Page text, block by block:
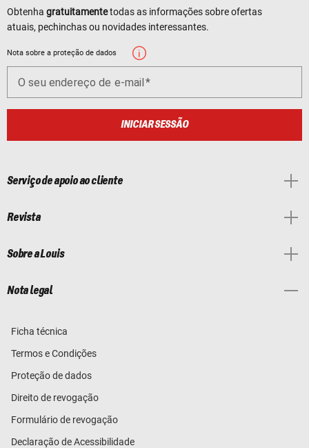
Obtenha gratuitamentetodas as informações sobre ofertas
atuais, pechinchas ou novidades interessantes.
Nota sobre a proteção de dados
O seu endereço de e-mail
INICIAR SESSÃO
Serviço de apoio ao cliente
Revista
Sobre a Louis
Nota legal
Ficha técnica
Termos e Condições
Proteção de dados
Direito de revogação
Formulário de revogação
Declaração de Acessibilidade